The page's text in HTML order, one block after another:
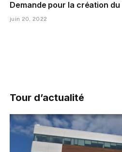
Demande pour la création
juin 20, 2022
Tour d’actualité